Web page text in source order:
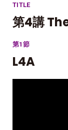
TITLE
第4講
第1節
L4A